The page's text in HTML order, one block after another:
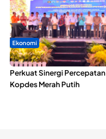
Ekonomi
Seminar di Ternate, Mendes
Perkuat Sinergi Percepatan
Kopdes Merah Putih